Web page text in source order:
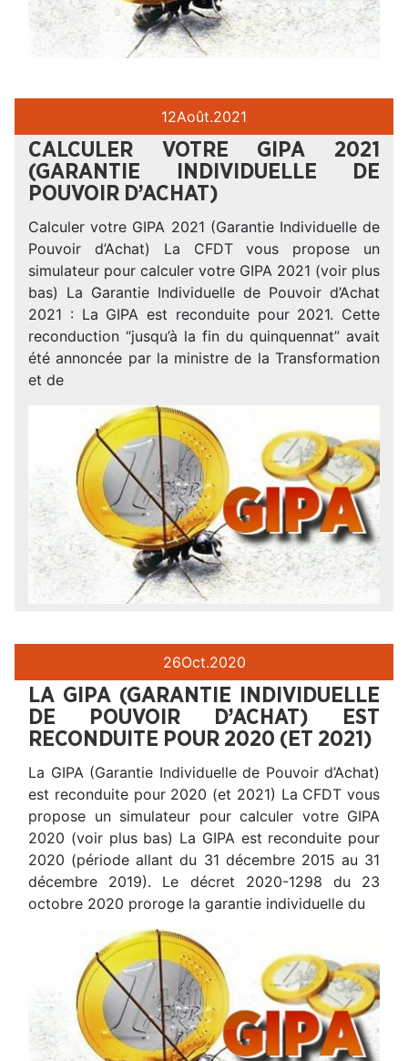
12Août.2021
CALCULER VOTRE GIPA 2021
(GARANTIE INDIVIDUELLE DE
POUVOIR D’ACHAT)
Calculer votre GIPA 2021 (Garantie Individuelle de
Pouvoir d’Achat) La CFDT vous propose un
simulateur pour calculer votre GIPA 2021 (voir plus
bas) La Garantie Individuelle de Pouvoir d’Achat
2021 : La GIPA est reconduite pour 2021. Cette
reconduction “jusqu’à la fin du quinquennat” avait
été annoncée par la ministre de la Transformation
et de
26Oct.2020
LA GIPA (GARANTIE INDIVIDUELLE
DE POUVOIR D’ACHAT) EST
RECONDUITE POUR 2020 (ET 2021)
La GIPA (Garantie Individuelle de Pouvoir d’Achat)
est reconduite pour 2020 (et 2021) La CFDT vous
propose un simulateur pour calculer votre GIPA
2020 (voir plus bas) La GIPA est reconduite pour
2020 (période allant du 31 décembre 2015 au 31
décembre 2019). Le décret 2020-1298 du 23
octobre 2020 proroge la garantie individuelle du